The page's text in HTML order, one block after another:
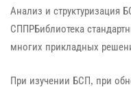
Анализ и структуризация
СППРБиблиотека
многих прикладных
При изучении БСП, при